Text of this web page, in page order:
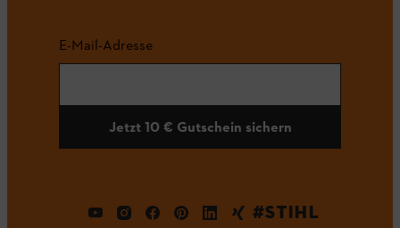
E-Mail-Adresse
Jetzt 10 € Gutschein sichern
#STIHL